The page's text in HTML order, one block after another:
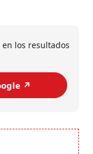
los resultados
↗️